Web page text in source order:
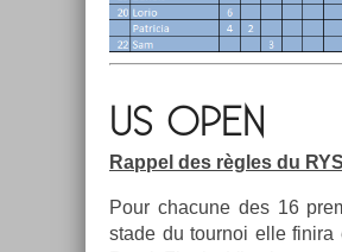
US OPEN
Rap­pel des règles du
Pour chacune des 16
stade du tour­noi elle fin­ira